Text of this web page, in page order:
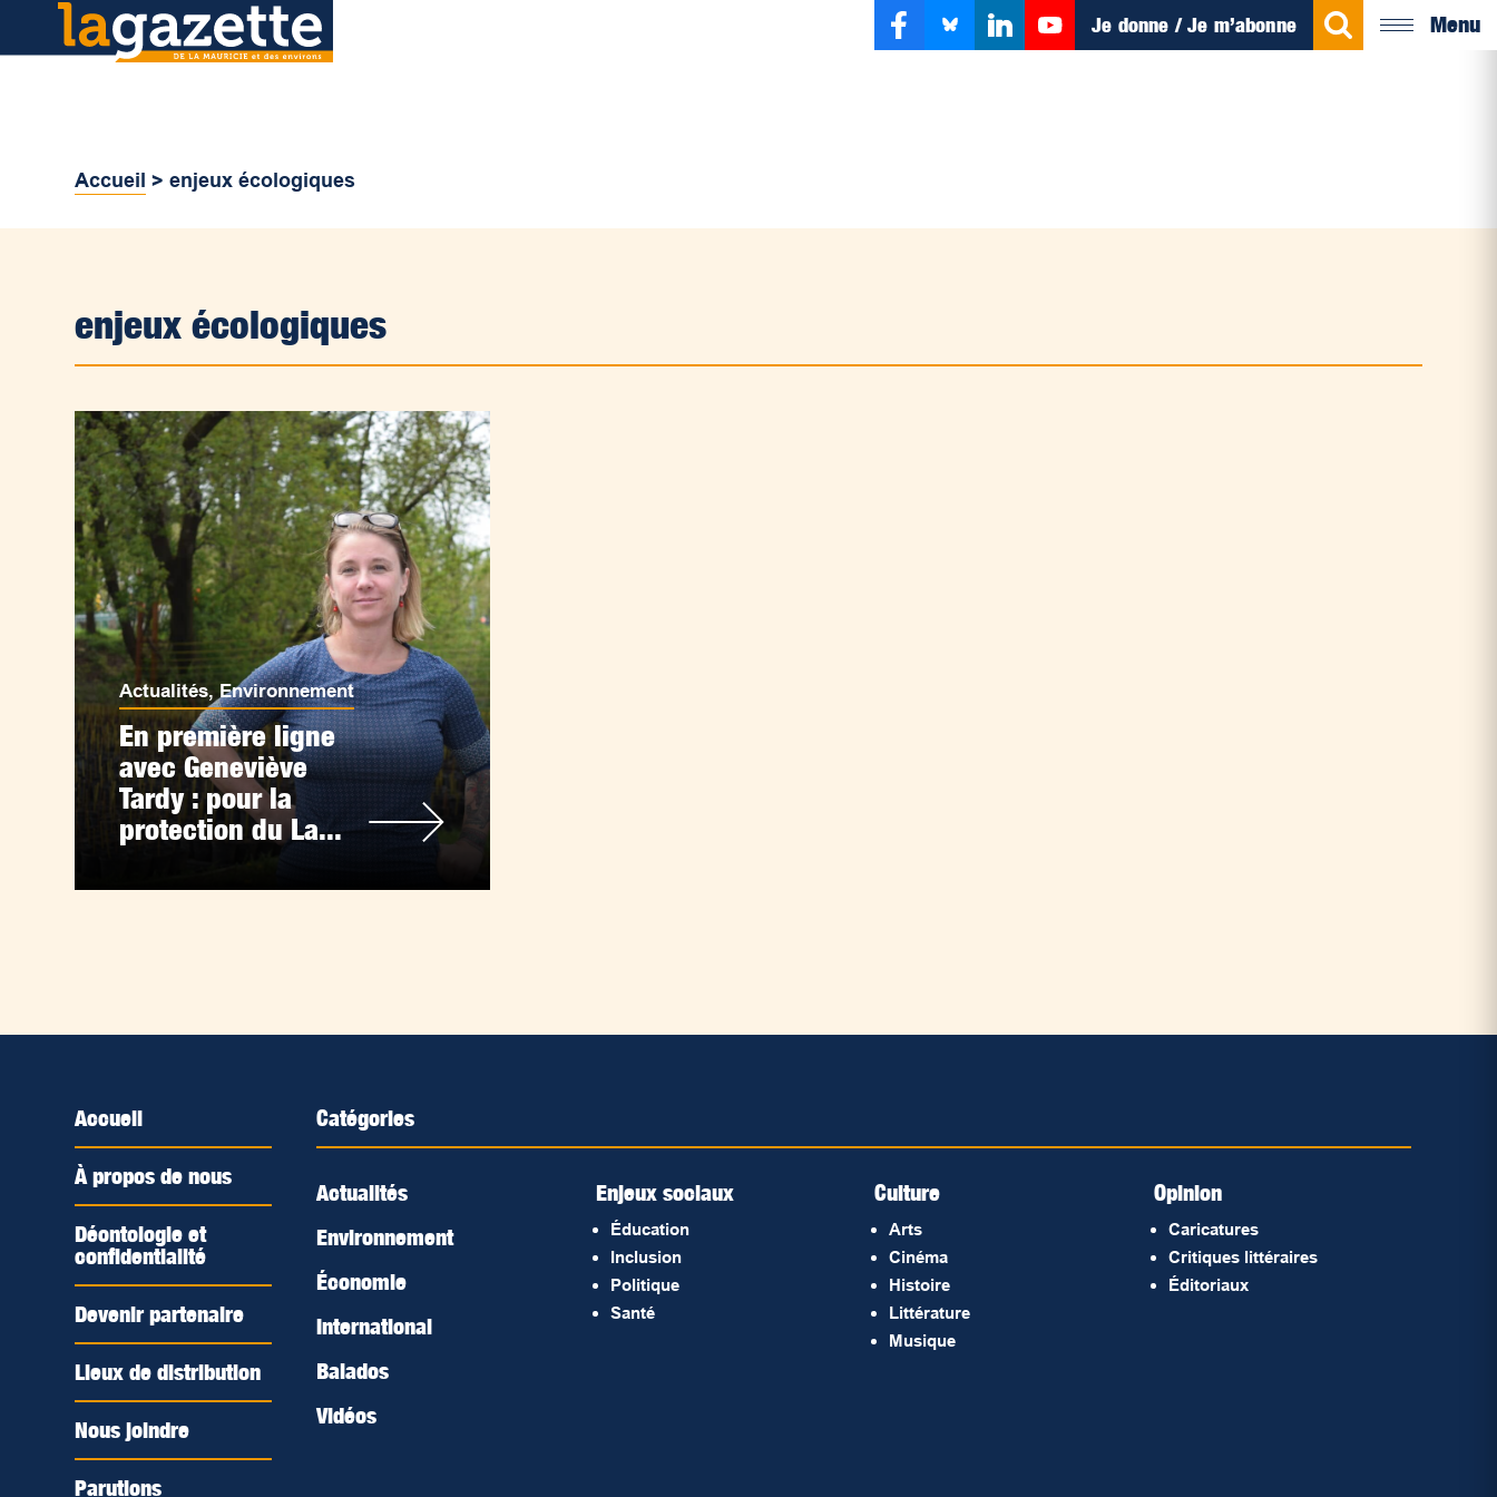
Je donne / Je m’abonne Menu
Accueil >enjeux écologiques
enjeux écologiques
Actualités,Environnement
En première ligne
avec Geneviève
Tardy : pour la
protection du La...
Accueil
À propos de nous
Déontologie et
confidentialité
Devenir partenaire
Lieux de distribution
Nous joindre
Parutions
Catégories
Actualités
Environnement
Économie
International
Balados
Vidéos
Enjeux sociaux
Éducation
Inclusion
Politique
Santé
Culture
Arts
Cinéma
Histoire
Littérature
Musique
Opinion
Caricatures
Critiques littéraires
Éditoriaux